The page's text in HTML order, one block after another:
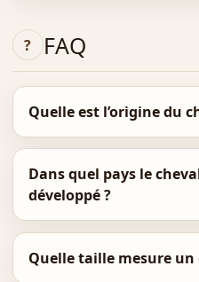
FAQ
Quelle est l’origine du
Dans quel pays le
développé ?
Quelle taille mesure un